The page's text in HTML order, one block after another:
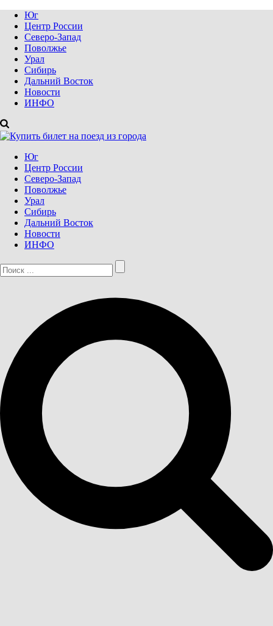
Юг
Центр России
Северо-Запад
Поволжье
Урал
Сибирь
Дальний Восток
Новости
ИНФО
Юг
Центр России
Северо-Запад
Поволжье
Урал
Сибирь
Дальний Восток
Новости
ИНФО